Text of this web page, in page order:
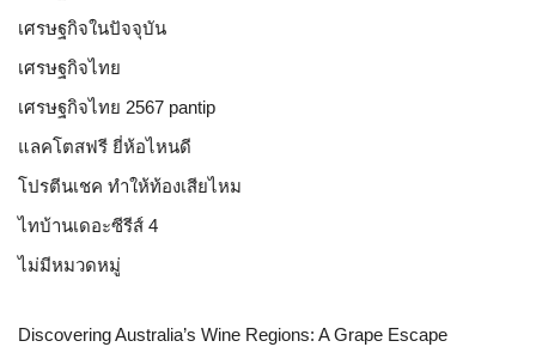
เศรษฐกิจในปัจจุบัน
เศรษฐกิจไทย
เศรษฐกิจไทย 2567 pantip
แลคโตสฟรี ยี่ห้อไหนดี
โปรตีนเชค ทำให้ท้องเสียไหม
ไทบ้านเดอะซีรีส์ 4
ไม่มีหมวดหมู่
Discovering Australia’s Wine Regions: A Grape Escape